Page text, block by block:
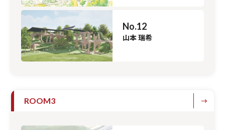
No.12
山本 瑞希
ROOM3